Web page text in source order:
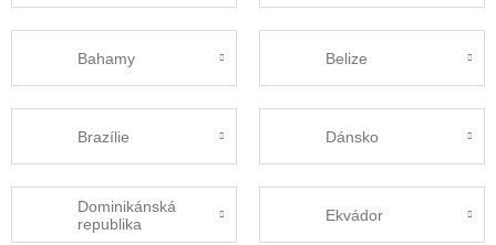
Bahamy Belize
Brazílie Dánsko
Dominikánská
republika
Ekvádor